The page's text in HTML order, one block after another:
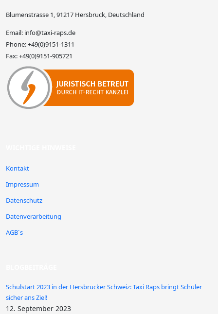
Blumenstrasse 1, 91217 Hersbruck, Deutschland
Email: info@taxi-raps.de
Phone:+49(0)9151-1311
Fax:+49(0)9151-905721
Kontakt
Impressum
Datenschutz
Datenverarbeitung
AGB´s
Schulstart 2023 in der Hersbrucker Schweiz: Taxi Raps bringt Schüler
sicher ans Ziel!
12. September 2023